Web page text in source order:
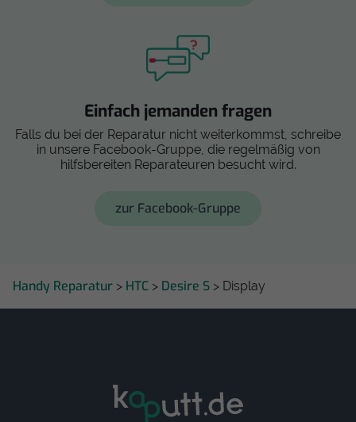
Einfach jemanden fragen
Falls du bei der Reparatur nicht weiterkommst, schreibe
in unsere Facebook-Gruppe, die regelmäßig von
hilfsbereiten Reparateuren besucht wird.
zur Facebook-Gruppe
Handy Reparatur > HTC > Desire S > Display